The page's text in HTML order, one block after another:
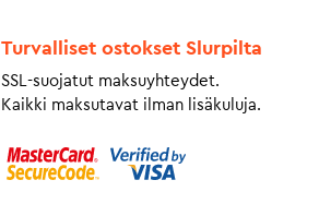
Turvalliset ostokset Slurpilta
SSL-suojatut maksuyhteydet.
Kaikki maksutavat ilman lisäkuluja.